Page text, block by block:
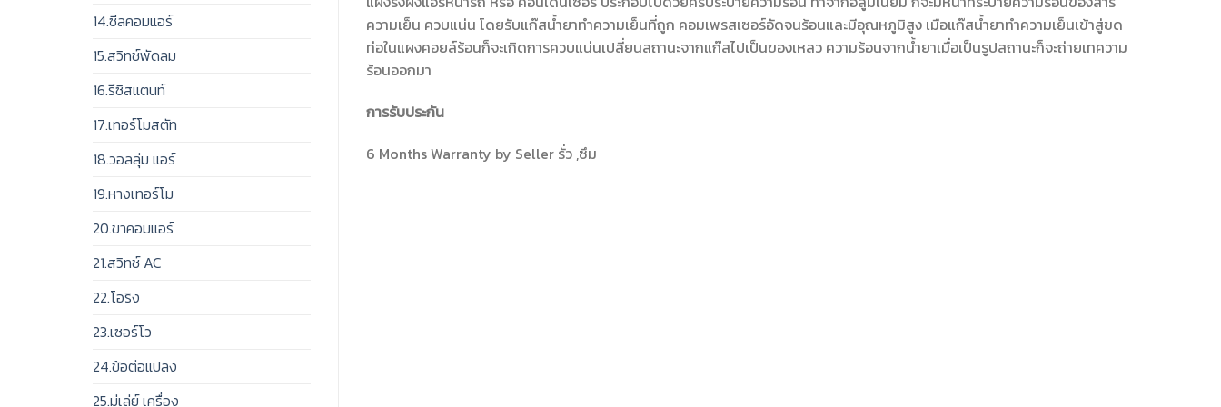
14.ซีลคอมแอร์
15.สวิทช์พัดลม
16.รีซิสแตนท์
17.เทอร์โมสตัท
18.วอลลุ่ม แอร์
19.หางเทอร์โม
20.ขาคอมแอร์
21.สวิทช์ AC
22.โอริง
23.เซอร์โว
24.ข้อต่อแปลง
25.มู่เล่ย์ เครื่อง
ความเย็น ควบแน่น โดยรับแก๊สน้ำยาทำความเย็นที่ถูก คอมเพรสเซอร์อัดจนร้อนและมีอุณหภูมิสูง เมือแก๊สน้ำยาทำความเย็นเข้าสู่ขด
ท่อในแผงคอยล์ร้อนก็จะเกิดการควบแน่นเปลี่ยนสถานะจากแก๊สไปเป็นของเหลว ความร้อนจากน้ำยาเมื่อเป็นรูปสถานะก็จะถ่ายเทความ
ร้อนออกมา
การรับประกัน
6 Months Warranty by Seller รั่ว ,ซึม